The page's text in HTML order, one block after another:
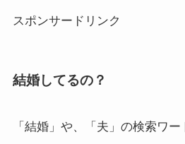
スポンサードリンク
結婚してるの？
「結婚」や、「夫」の検索ワ